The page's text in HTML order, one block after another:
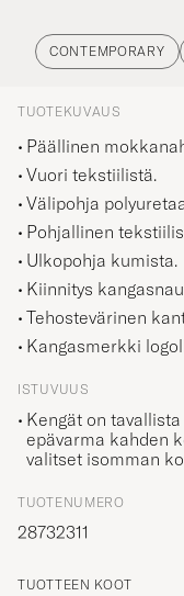
CONTEMPORARY
TUOTEKUVAUS
Päällinen
Vuori tekstiilistä.
Välipohja
Pohjallinen
Ulkopohja kumista.
Kiinnitys
Tehostevärinen
Kangasmerkki
ISTUVUUS
Kengät on
epävarma kahden
valitset isomman
TUOTENUMERO
28732311
TUOTTEEN KOOT